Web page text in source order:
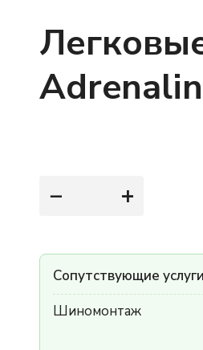
− +
Сопутствующие услуги
Шиномонтаж